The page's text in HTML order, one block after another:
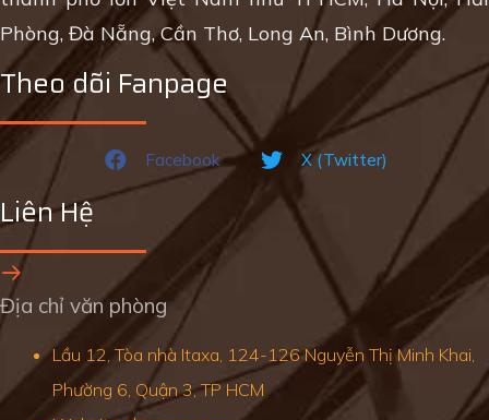
Phòng, Đà Nẵng, Cần Thơ, Long An, Bình Dương.
Theo dõi Fanpage
Facebook X (Twitter)
Liên Hệ
Địa chỉ văn phòng
Lầu 12, Tòa nhà Itaxa, 124-126 Nguyễn Thị Minh Khai,
Phường 6, Quận 3, TP HCM